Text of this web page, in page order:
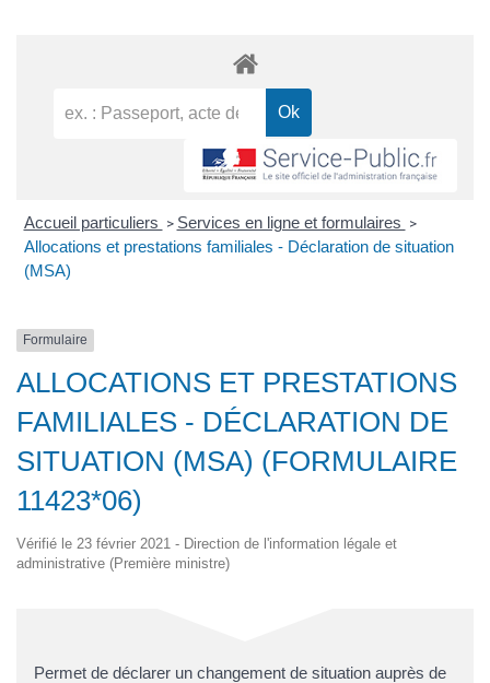
Accueil particuliers > Services en ligne et formulaires >
Allocations et prestations familiales - Déclaration de situation
(MSA)
Formulaire
ALLOCATIONS ET PRESTATIONS
FAMILIALES - DÉCLARATION DE
SITUATION (MSA) (FORMULAIRE
11423*06)
Vérifié le 23 février 2021 - Direction de l'information légale et
administrative (Première ministre)
Permet de déclarer un changement de situation auprès de